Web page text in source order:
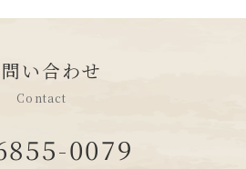
い合わせ
Contact
0079